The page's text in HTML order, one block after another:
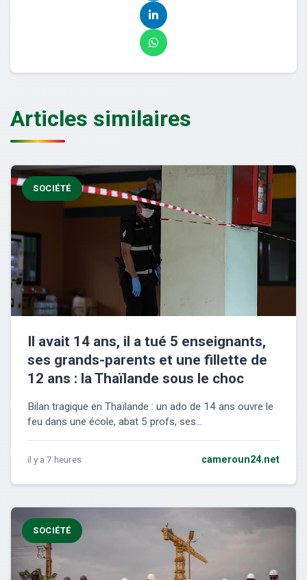
Articles similaires
SOCIÉTÉ
Il avait 14 ans, il a tué 5 enseignants,
ses grands-parents et une fillette de
12 ans : la Thaïlande sous le choc
Bilan tragique en Thaïlande : un ado de 14 ans ouvre le
feu dans une école, abat 5 profs, ses...
il y a 7 heures cameroun24.net
SOCIÉTÉ